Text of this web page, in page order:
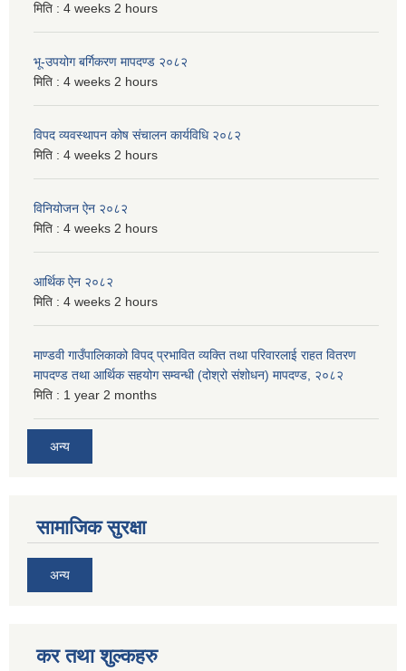
मिति : 4 weeks 2 hours
भू-उपयोग बर्गिकरण मापदण्ड २०८२
मिति : 4 weeks 2 hours
विपद व्यवस्थापन कोष संचालन कार्यविधि २०८२
मिति : 4 weeks 2 hours
विनियोजन ऐन २०८२
मिति : 4 weeks 2 hours
आर्थिक ऐन २०८२
मिति : 4 weeks 2 hours
माण्डवी गाउँपालिकाको विपद् प्रभावित व्यक्ति तथा परिवारलाई राहत वितरण
मापदण्ड तथा आर्थिक सहयोग सम्वन्धी (दोश्रो संशोधन) मापदण्ड, २०८२
मिति : 1 year 2 months
अन्य
सामाजिक सुरक्षा
अन्य
कर तथा शुल्कहरु